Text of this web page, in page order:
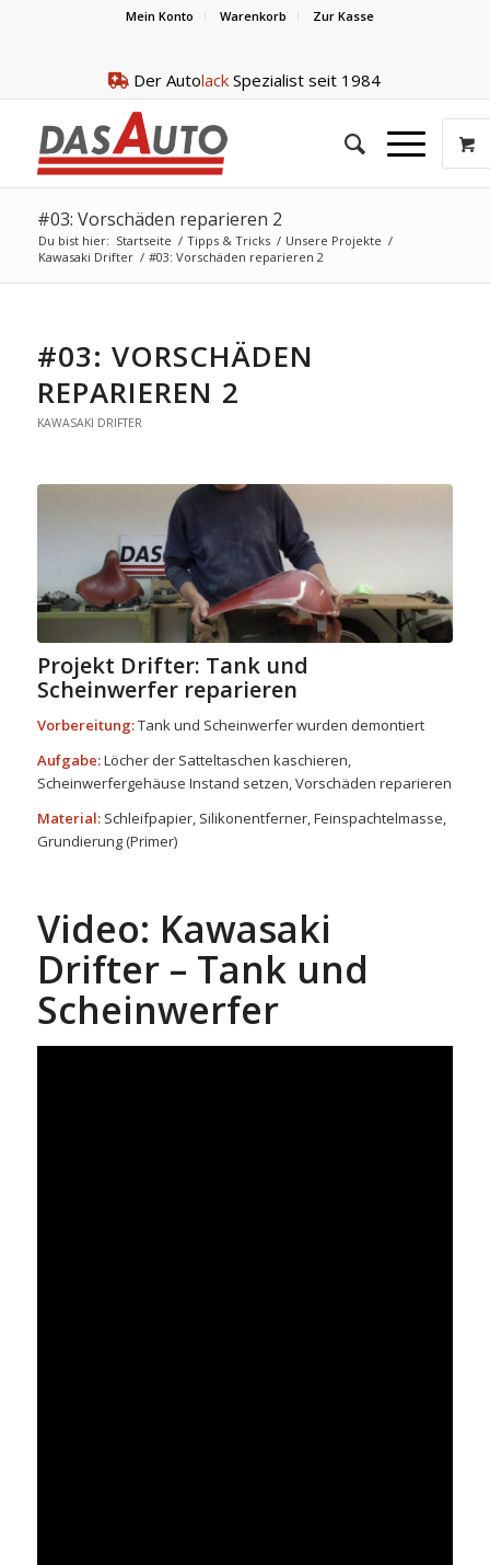
Mein Konto Warenkorb Zur Kasse
Der Autolack Spezialist seit 1984
#03: Vorschäden reparieren 2
Du bist hier: Startseite / Tipps & Tricks / Unsere Projekte /
Kawasaki Drifter / #03: Vorschäden reparieren 2
#03: VORSCHÄDEN
REPARIEREN 2
KAWASAKI DRIFTER
Projekt Drifter: Tank und
Scheinwerfer reparieren
Vorbereitung:Tank und Scheinwerfer wurden demontiert
Aufgabe:Löcher der Satteltaschen kaschieren,
Scheinwerfergehäuse Instand setzen, Vorschäden reparieren
Material: Schleifpapier, Silikonentferner, Feinspachtelmasse,
Grundierung (Primer)
Video: Kawasaki
Drifter – Tank und
Scheinwerfer